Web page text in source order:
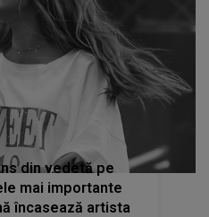
din vedetă pe
mai importante
încasează artista